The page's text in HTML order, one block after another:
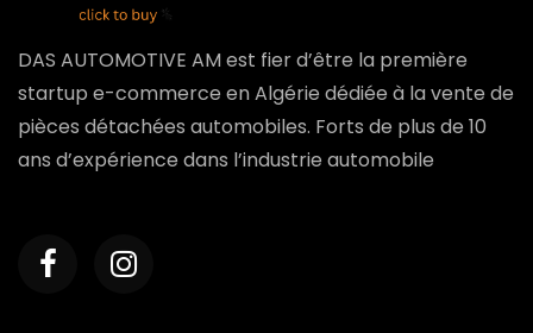
DAS AUTOMOTIVE AM est fier d’être la première
startup e-commerce en Algérie dédiée à la vente de
pièces détachées automobiles. Forts de plus de 10
ans d’expérience dans l’industrie automobile